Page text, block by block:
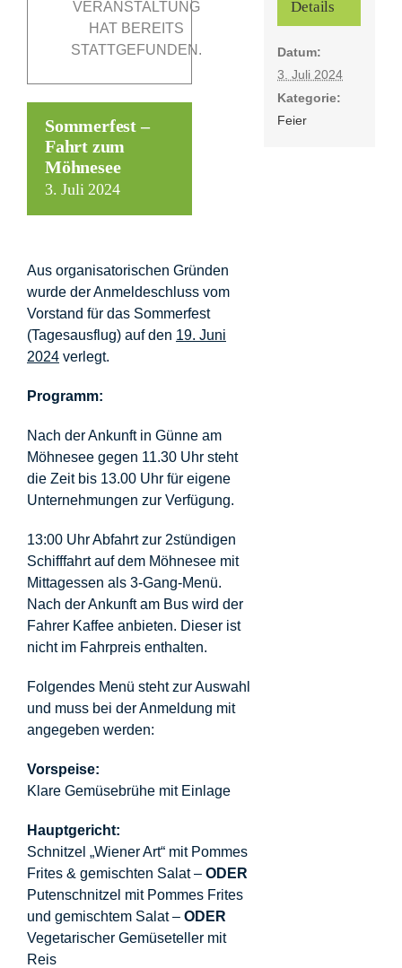
Förderer
VERANSTALTUNG
HAT BEREITS
STATTGEFUNDEN.
Sommerfest –
Fahrt zum
Möhnesee
3. Juli 2024
Aus organisatorischen Gründen
wurde der Anmeldeschluss vom
Vorstand für das Sommerfest
(Tagesausflug) auf den 19. Juni
2024 verlegt.
Programm:
Nach der Ankunft in Günne am
Möhnesee gegen 11.30 Uhr steht
die Zeit bis 13.00 Uhr für eigene
Unternehmungen zur Verfügung.
13:00 Uhr Abfahrt zur 2stündigen
Schifffahrt auf dem Möhnesee mit
Mittagessen als 3-Gang-Menü.
Nach der Ankunft am Bus wird der
Fahrer Kaffee anbieten. Dieser ist
nicht im Fahrpreis enthalten.
Folgendes Menü steht zur Auswahl
und muss bei der Anmeldung mit
angegeben werden:
Vorspeise:
Klare Gemüsebrühe mit Einlage
Hauptgericht:
Schnitzel „Wiener Art“ mit Pommes
Frites & gemischten Salat – ODER
Putenschnitzel mit Pommes Frites
und gemischtem Salat – ODER
Vegetarischer Gemüseteller mit
Reis
Details
Datum:
3. Juli 2024
Kategorie:
Feier